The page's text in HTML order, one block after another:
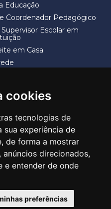
cookies
tecnologias de
sua experiência de
de forma a mostrar
direcionados,
e entender de onde
preferências
Educação
Coordenador Pedagógico
Escolar em
em Casa
EDUCAÇÃO
- Guarulhos/SP CEP 07113-040
*55 11 2475-7300